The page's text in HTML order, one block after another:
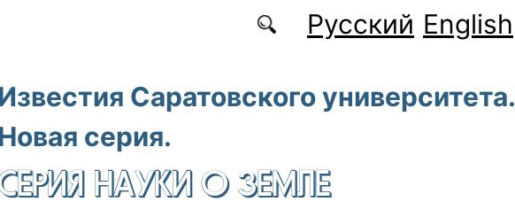
Русский English
Известия Саратовского университета.
Новая серия.
НАУКИ О ЗЕМЛЕ